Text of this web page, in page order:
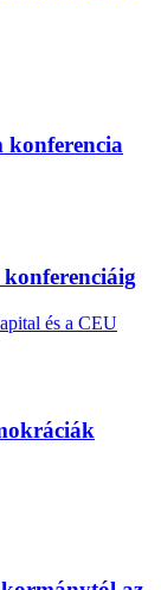
konferencia
és a CEU